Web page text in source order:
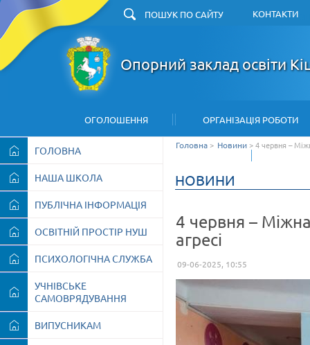
КОНТАКТИ
Опорний заклад освіти
ОГОЛОШЕННЯ ОРГАНІЗАЦІЯ РОБОТИ
ГОЛОВНА
НАША ШКОЛА
ПУБЛІЧНА ІНФОРМАЦІЯ
ОСВІТНІЙ ПРОСТІР НУШ
ПСИХОЛОГІЧНА СЛУЖБА
УЧНІВСЬКЕ
САМОВРЯДУВАННЯ
ВИПУСНИКАМ
Головна> Новини>4 червня –
НОВИНИ
4 червня –
агресі
09-06-2025, 10:55